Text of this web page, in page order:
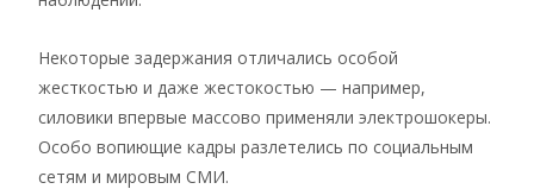
Некоторые задержания отличались особой
жесткостью и даже жестокостью — например,
силовики впервые массово применяли электрошокеры.
Особо вопиющие кадры разлетелись по социальным
сетям и мировым СМИ.